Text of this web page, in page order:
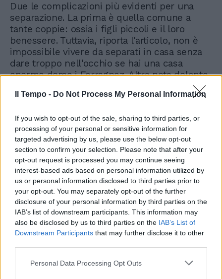
Il Tempo - Do Not Process My Personal Information
If you wish to opt-out of the sale, sharing to third parties, or
processing of your personal or sensitive information for
targeted advertising by us, please use the below opt-out
section to confirm your selection. Please note that after your
opt-out request is processed you may continue seeing
interest-based ads based on personal information utilized by
us or personal information disclosed to third parties prior to
your opt-out. You may separately opt-out of the further
disclosure of your personal information by third parties on the
IAB’s list of downstream participants. This information may
also be disclosed by us to third parties on the IAB’s List of
Downstream Participants that may further disclose it to other
Personal Data Processing Opt Outs
Due le complicazioni più evidenti per una
separazione. La prima è quella comune a
tante coppie: ossia i figli piccoli e il loro
benessere. Tuttavia, riporta l'articolo, non è
impossibile vivere da separati in casa senza
dare troppo nell'occhio se hai una casa
enorme dome i Ferragnez. Altra nota dolente
sono gli affari. La narrazione di coppia è parte
integrante dei rispettivi personaggi nel